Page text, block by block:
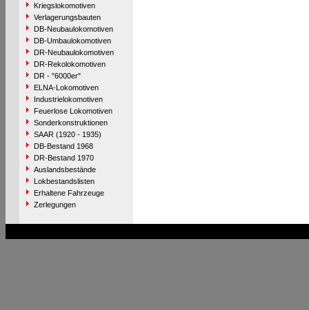
Kriegslokomotiven
Verlagerungsbauten
DB-Neubaulokomotiven
DB-Umbaulokomotiven
DR-Neubaulokomotiven
DR-Rekolokomotiven
DR - "6000er"
ELNA-Lokomotiven
Industrielokomotiven
Feuerlose Lokomotiven
Sonderkonstruktionen
SAAR (1920 - 1935)
DB-Bestand 1968
DR-Bestand 1970
Auslandsbestände
Lokbestandslisten
Erhaltene Fahrzeuge
Zerlegungen